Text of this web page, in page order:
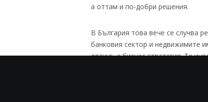
а оттам и по-добри решения.
В България това вече се случва
банковия сектор и недвижимите
лозунг, а бизнес стратегия. Те